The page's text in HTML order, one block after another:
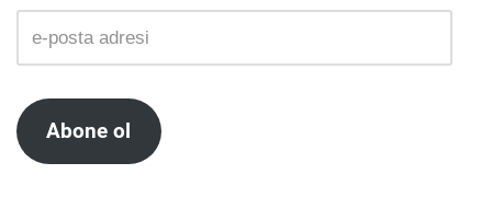
Abone ol